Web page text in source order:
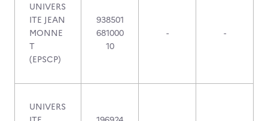
UNIVERS
ITE JEAN
MONNE
T
(EPSCP)
938501
681000
10
- -
UNIVERS